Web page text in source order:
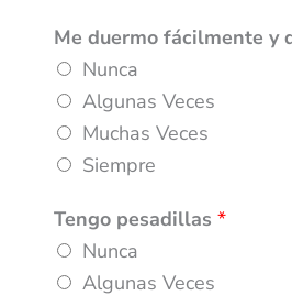
Me duermo fácilmente y
Nunca
Algunas Veces
Muchas Veces
Siempre
Tengo pesadillas*
Nunca
Algunas Veces